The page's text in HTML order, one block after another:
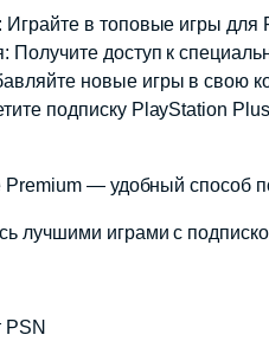
Играйте в топовые игры
доступ к
новые игры в свою
подписку PlayStation
— удобный способ
лучшими играми с
PSN